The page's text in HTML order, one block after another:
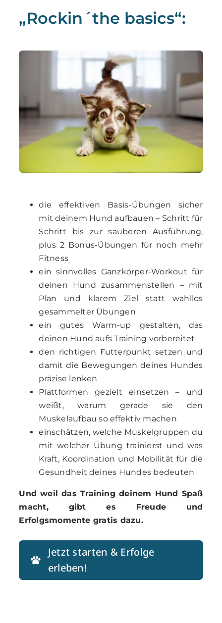
„Rockin´the basics“:
die effektiven Basis-Übungen sicher
mit deinem Hund aufbauen – Schritt für
Schritt bis zur sauberen Ausführung,
plus 2 Bonus-Übungen für noch mehr
Fitness
ein sinnvolles Ganzkörper-Workout für
deinen Hund zusammenstellen – mit
Plan und klarem Ziel statt wahllos
gesammelter Übungen
ein gutes Warm-up gestalten, das
deinen Hund aufs Training vorbereitet
den richtigen Futterpunkt setzen und
damit die Bewegungen deines Hundes
präzise lenken
Plattformen gezielt einsetzen – und
weißt, warum gerade sie den
Muskelaufbau so effektiv machen
einschätzen, welche Muskelgruppen du
mit welcher Übung trainierst und was
Kraft, Koordination und Mobilität für die
Gesundheit deines Hundes bedeuten
Und weil das Training deinem Hund Spaß
macht, gibt es Freude und
Erfolgsmomente gratis dazu.
Jetzt starten & Erfolge
erleben!